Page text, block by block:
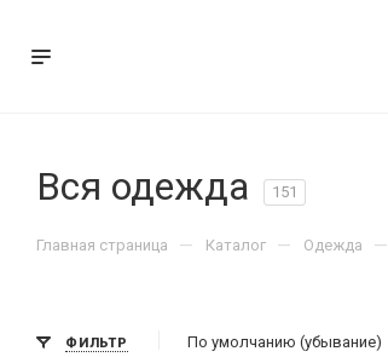
Вся одежда 151
Главная страница — Каталог — Одежда —
ФИЛЬТР По умолчанию (убывание)